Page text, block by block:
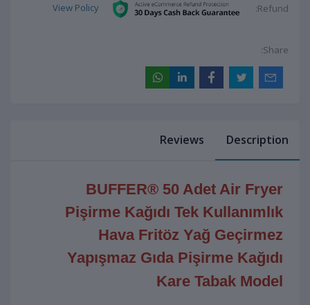
Refund:
View Policy
Share:
Description
Reviews
BUFFER® 50 Adet Air Fryer
Pişirme Kağıdı Tek Kullanımlık
Hava Fritöz Yağ Geçirmez
Yapışmaz Gıda Pişirme Kağıdı
Kare Tabak Model